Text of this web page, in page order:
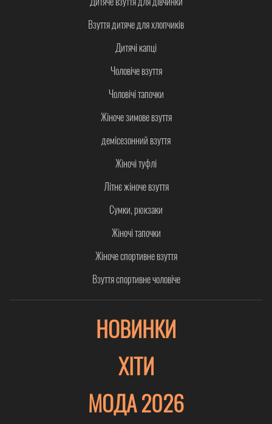
Взуття дитяче для хлопчиків
Дитячі капці
Чоловіче взуття
Чоловічі тапочки
Жіноче зимове взуття
демісезонний взуття
Жіночі туфлі
Літнє жіноче взуття
Сумки, рюкзаки
Жіночі тапочки
Жіноче спортивне взуття
Взуття спортивне чоловіче
НОВИНКИ
ХІТИ
МОДА 2026